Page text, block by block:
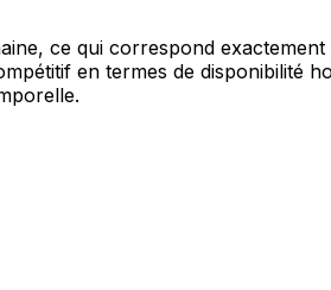
ce qui correspond
en termes de disponibilité